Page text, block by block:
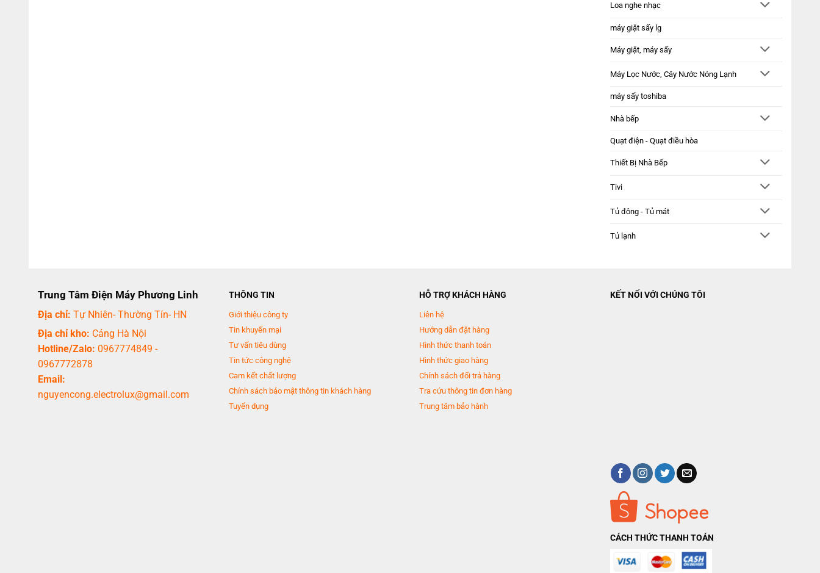
Loa nghe nhạc
máy giặt sấy lg
Máy giặt, máy sấy
Máy Lọc Nước, Cây Nước Nóng Lạnh
máy sấy toshiba
Nhà bếp
Quạt điện - Quạt điều hòa
Thiết Bị Nhà Bếp
Tivi
Tủ đông - Tủ mát
Tủ lạnh
Trung Tâm Điện Máy Phương Linh
Địa chỉ: Tự Nhiên- Thường Tín- HN
Địa chỉ kho: Cảng Hà Nội
Hotline/Zalo: 0967774849 -
0967772878
Email:
nguyencong.electrolux@gmail.com
THÔNG TIN
Giới thiệu công ty
Tin khuyến mại
Tư vấn tiêu dùng
Tin tức công nghệ
Cam kết chất lượng
Chính sách bảo mật thông tin khách hàng
Tuyển dụng
HỖ TRỢ KHÁCH HÀNG
Liên hệ
Hướng dẫn đặt hàng
Hình thức thanh toán
Hình thức giao hàng
Chính sách đổi trả hàng
Tra cứu thông tin đơn hàng
Trung tâm bảo hành
KẾT NỐI VỚI CHÚNG TÔI
CÁCH THỨC THANH TOÁN